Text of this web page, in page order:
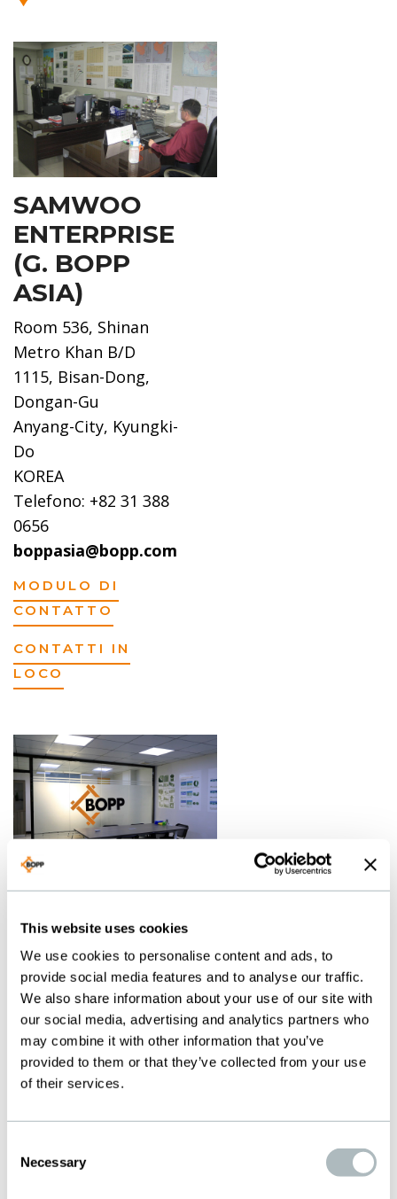
This website uses cookies
We use cookies to personalise content and ads, to
provide social media features and to analyse our traffic.
We also share information about your use of our site with
our social media, advertising and analytics partners who
may combine it with other information that you’ve
provided to them or that they’ve collected from your use
of their services.
Selection
Necessary
SAMWOO
ENTERPRISE
(G. BOPP
ASIA)
Room 536, Shinan
Metro Khan B/D
1115, Bisan-Dong,
Dongan-Gu
Anyang-City, Kyungki-
Do
KOREA
Telefono: +82 31 388
0656
boppasia@bopp.com
MODULO DI
CONTATTO
CONTATTI IN
LOCO
SAMWOO
ENTERPRISE
(G. BOPP
ASIA)
Room 705, YLT
Building
110-8 Donghuan 1 RD
Yousong community
Longhua District
Guangdong, China